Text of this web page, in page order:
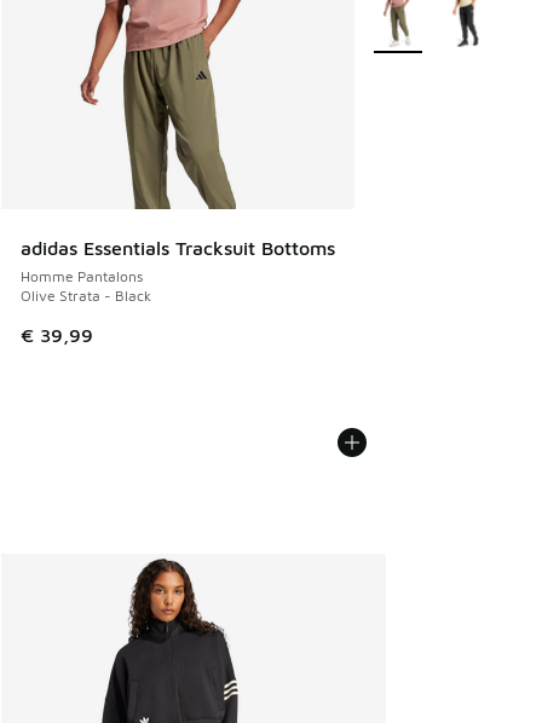
adidas Essentials Tracksuit Bottoms
Homme Pantalons
Olive Strata - Black
€ 39,99
Plus de couleurs